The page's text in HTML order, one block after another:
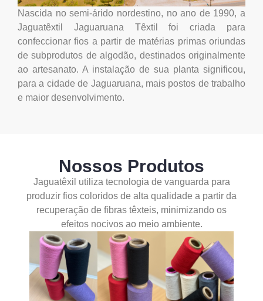
Nascida no semi-árido nordestino, no ano de 1990, a
Jaguatêxtil Jaguaruana Têxtil foi criada para
confeccionar fios a partir de matérias primas oriundas
de subprodutos de algodão, destinados originalmente
ao artesanato. A instalação de sua planta significou,
para a cidade de Jaguaruana, mais postos de trabalho
e maior desenvolvimento.
Nossos Produtos
Jaguatêxil utiliza tecnologia de vanguarda para
produzir fios coloridos de alta qualidade a partir da
recuperação de fibras têxteis, minimizando os
efeitos nocivos ao meio ambiente.